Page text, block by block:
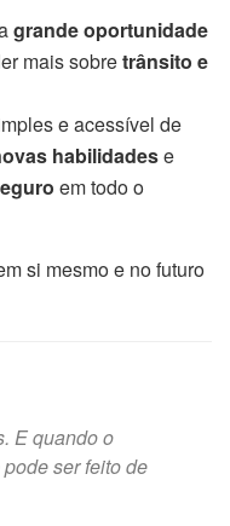
grande oportunidade
mais sobretrânsito e
e acessível de
habilidadese
em todo o
si mesmo e no futuro
E quando o
ser feito de